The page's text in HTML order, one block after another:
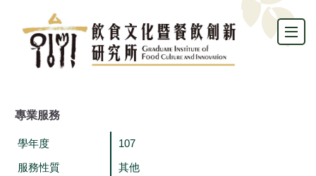
專業服務
學年度
107
服務性質
其他